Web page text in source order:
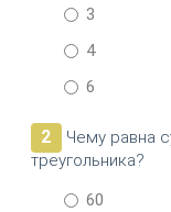
3
4
6
2
Чему равна
треугольника?
60